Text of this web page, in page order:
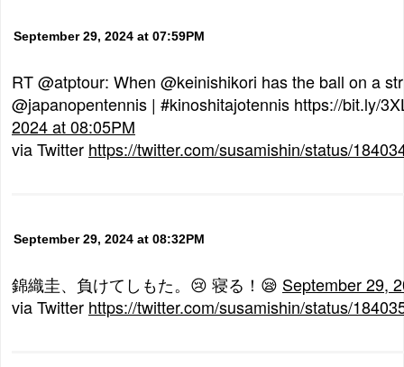
September 29, 2024 at 07:59PM
RT @atptour: When @keinishikori has the ball on a
@japanopentennis | #kinoshitajotennis https://bit.ly/
2024 at 08:05PM
via Twitter https://twitter.com/susamishin/status/
September 29, 2024 at 08:32PM
錦織圭、負けてしもた。😢 寝る！😪 September 29,
via Twitter https://twitter.com/susamishin/status/